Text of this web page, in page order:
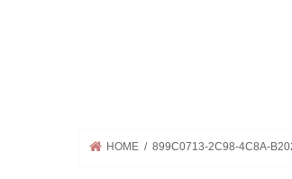
HOME 899C0713-2C98-4C8A-